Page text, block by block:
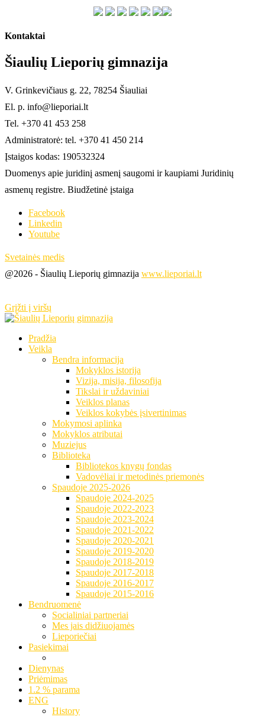
Kontaktai
Šiaulių Lieporių gimnazija
V. Grinkevičiaus g. 22, 78254 Šiauliai
El. p. info@lieporiai.lt
Tel. +370 41 453 258
Administratorė: tel. +370 41 450 214
Įstaigos kodas: 190532324
Duomenys apie juridinį asmenį saugomi ir kaupiami Juridinių
asmenų registre. Biudžetinė įstaiga
Facebook
Linkedin
Youtube
Svetainės medis
@2026 - Šiaulių Lieporių gimnazija www.lieporiai.lt
Grįžti į viršų
Pradžia
Veikla
Bendra informacija
Mokyklos istorija
Vizija, misija, filosofija
Tikslai ir uždaviniai
Veiklos planas
Veiklos kokybės įsivertinimas
Mokymosi aplinka
Mokyklos atributai
Muziejus
Biblioteka
Bibliotekos knygų fondas
Vadovėliai ir metodinės priemonės
Spaudoje 2025-2026
Spaudoje 2024-2025
Spaudoje 2022-2023
Spaudoje 2023-2024
Spaudoje 2021-2022
Spaudoje 2020-2021
Spaudoje 2019-2020
Spaudoje 2018-2019
Spaudoje 2017-2018
Spaudoje 2016-2017
Spaudoje 2015-2016
Bendruomenė
Socialiniai partneriai
Mes jais didžiuojamės
Lieporiečiai
Pasiekimai
Dienynas
Priėmimas
1.2 % parama
ENG
History